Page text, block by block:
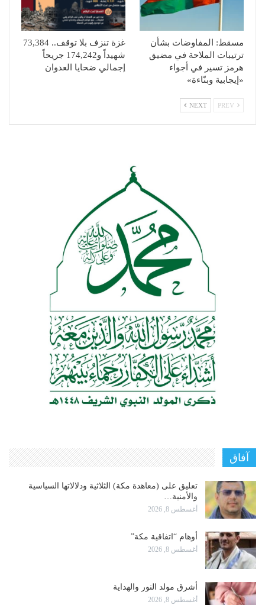
مسقط: المفاوضات بشأن
ترتيبات الملاحة في مضيق
هرمز تسير في أجواء
«إيجابية وبنّاءة»
غزة تنزف بلا توقف.. 73,384
شهيداً و174,242 جريحاً
إجمالي ضحايا العدوان
NEXT
آفاق
تعليق على (معاهدة مكة) الثلاثية ودلالاتها السياسية
والأمنية…
أغسطس 8, 2026
أوهام “اتفاقية مكة”
أغسطس 8, 2026
أشرق مولد النور والهداية
أغسطس 8, 2026